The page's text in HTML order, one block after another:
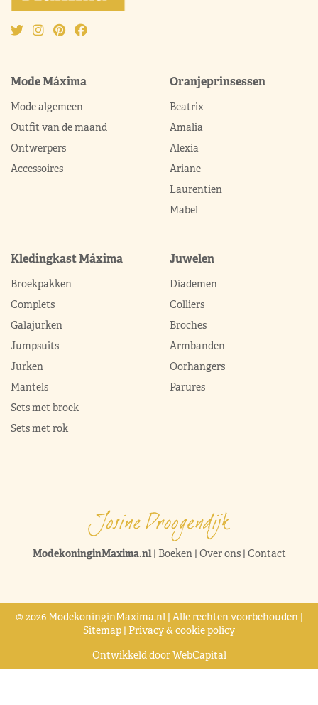
Mode Máxima
Mode algemeen
Outfit van de maand
Ontwerpers
Accessoires
Oranjeprinsessen
Beatrix
Amalia
Alexia
Ariane
Laurentien
Mabel
Kledingkast Máxima
Broekpakken
Complets
Galajurken
Jumpsuits
Jurken
Mantels
Sets met broek
Sets met rok
Juwelen
Diademen
Colliers
Broches
Armbanden
Oorhangers
Parures
ModekoninginMaxima.nl| Boeken| Over ons| Contact
© 2026 ModekoninginMaxima.nl | Alle rechten voorbehouden |
Sitemap | Privacy & cookie policy
Ontwikkeld doorWebCapital